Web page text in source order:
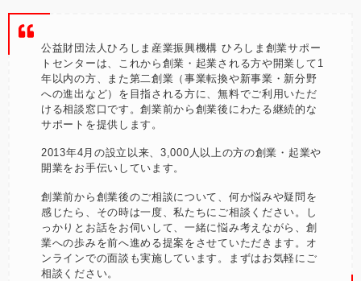
公益財団法人ひろしま産業振興機構 ひろしま創業サポー
トセンターは、これから創業・起業される方や開業して1
年以内の方、また第二創業（事業転換や新事業・新分野
への進出など）を目指される方に、無料でご利用いただ
ける相談窓口です。創業前から創業後にわたる継続的な
サポートを提供します。
2013年4月の設立以来、3,000人以上の方の創業・起業や
開業をお手伝いしています。
創業前から創業後のご相談について、何か悩みや疑問を
感じたら、その時は一度、私たちにご相談ください。し
っかりとお話をお伺いして、一緒に悩み考えながら、創
業への歩みを前へ進める提案をさせていただきます。オ
ンラインでの面談も実施しています。まずはお気軽にご
相談ください。